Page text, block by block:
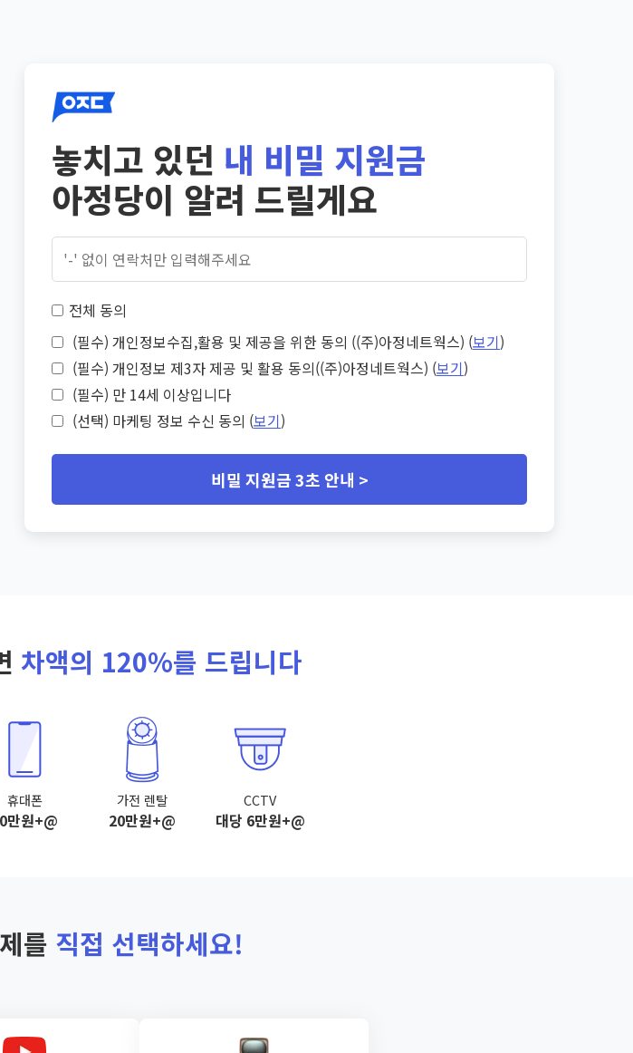
놓치고 있던 내 비밀 지원금
아정당이 알려 드릴게요
전체 동의
(필수) 개인정보수집,활용 및 제공을 위한 동의 ((주)아정네트웍스) (보기)
(필수) 개인정보 제3자 제공 및 활용 동의((주)아정네트웍스) (보기)
(필수) 만 14세 이상입니다
(선택) 마케팅 정보 수신 동의 (보기)
비밀 지원금 3초 안내 >
차액의 120%를 드립니다
휴대폰
만원+@
가전 렌탈
20만원+@
CCTV
대당 6만원+@
를 직접 선택하세요!